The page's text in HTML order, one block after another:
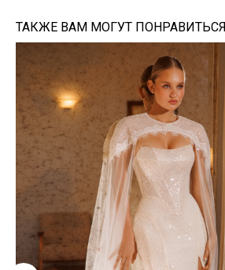
ТАКЖЕ ВАМ МОГУТ ПОНРАВИТЬСЯ